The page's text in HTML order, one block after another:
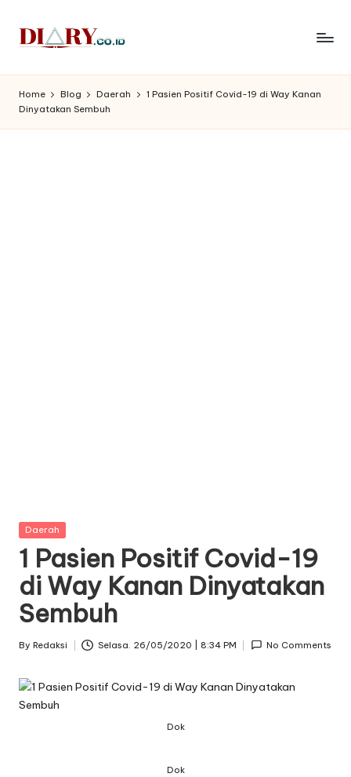
Skip
D
i
a
Indonesia
Home Blog Daerah
1 Pasien Positif Covid-19 di Way Kanan
Dinyatakan Sembuh
Posted
Daerah
1 Pasien Positif Covid-19
di Way Kanan Dinyatakan
Sembuh
Posted
By Redaksi Selasa. 26/05/2020 | 8:34 PM No Comments
Dok
Dok